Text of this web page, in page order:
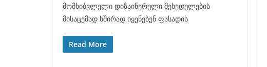
მომხიბვლელი დიზაინერული შეხედულების
მისაცემად ხშირად იყენებენ ფასადის
Read More